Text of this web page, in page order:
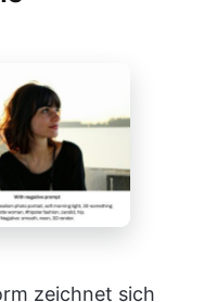
zeichnet sich